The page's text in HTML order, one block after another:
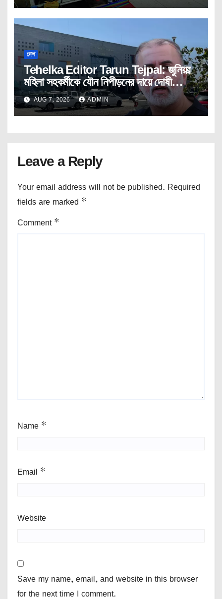
দেশ
Tehelka Editor Tarun Tejpal: জুনিয়র
মহিলা সহকর্মীকে যৌন নিপীড়নের দায়ে দোষী
সাব্যস্ত তেহেলকার সম্পাদক।
AUG 7, 2026 ADMIN
Leave a Reply
Your email address will not be published. Required
fields are marked *
Comment *
Name *
Email *
Website
Save my name, email, and website in this browser
for the next time I comment.